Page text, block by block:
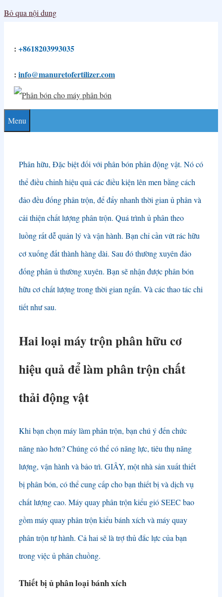
Bỏ qua nội dung
: +8618203993035
: info@manuretofertilizer.com
Menu
Phân hữu, Đặc biệt đối với phân bón phân động vật. Nó có
thể điều chỉnh hiệu quả các điều kiện lên men bằng cách
đảo đều đống phân trộn, để đẩy nhanh thời gian ủ phân và
cải thiện chất lượng phân trộn. Quá trình ủ phân theo
luồng rất dễ quản lý và vận hành. Bạn chỉ cần vứt rác hữu
cơ xuống đất thành hàng dài. Sau đó thường xuyên đảo
đống phân ủ thường xuyên. Bạn sẽ nhận được phân bón
hữu cơ chất lượng trong thời gian ngắn. Và các thao tác chi
tiết như sau.
Hai loại máy trộn phân hữu cơ
hiệu quả để làm phân trộn chất
thải động vật
Khi bạn chọn máy làm phân trộn, bạn chú ý đến chức
năng nào hơn? Chúng có thể có năng lực, tiêu thụ năng
lượng, vận hành và bảo trì. GIÂY, một nhà sản xuất thiết
bị phân bón, có thể cung cấp cho bạn thiết bị và dịch vụ
chất lượng cao. Máy quay phân trộn kiểu gió SEEC bao
gồm máy quay phân trộn kiểu bánh xích và máy quay
phân trộn tự hành. Cả hai sẽ là trợ thủ đắc lực của bạn
trong việc ủ phân chuồng.
Thiết bị ủ phân loại bánh xích